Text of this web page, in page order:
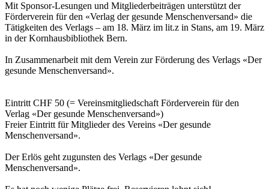
Mit Sponsor-Lesungen und Mitgliederbeiträgen unterstützt der
Förderverein für den «Verlag der gesunde Menschenversand» die
Tätigkeiten des Verlags – am 18. März im lit.z in Stans, am 19. März
in der Kornhausbibliothek Bern.
In Zusammenarbeit mit dem Verein zur Förderung des Verlags «Der
gesunde Menschenversand».
Eintritt CHF 50 (= Vereinsmitgliedschaft Förderverein für den
Verlag «Der gesunde Menschenversand»)
Freier Eintritt für Mitglieder des Vereins «Der gesunde
Menschenversand».
Der Erlös geht zugunsten des Verlags «Der gesunde
Menschenversand».